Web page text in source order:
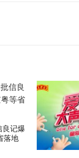
良记爆
落地